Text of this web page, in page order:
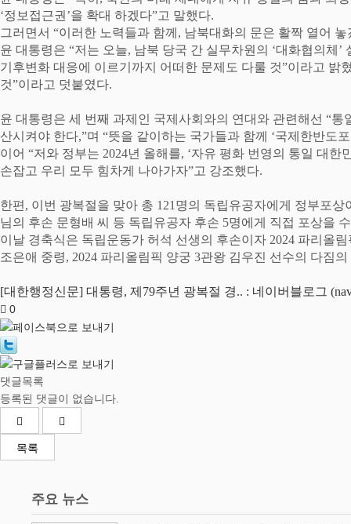
‘정보접근권 ’을 확대 하겠다”고 말했다.
그러면서 “이러한 노력들과 함께 , 남북대화의 문은 활짝 열어 놓
윤 대통령은 “저는 오늘, 남북 당국 간 실무차원의 ‘대화협의체 ’
기후변화 대응에 이르기까지 어떠한 문제도 다룰 것”이라고 밝
것”이라고 덧붙였다.
윤 대통령은 세 번째 과제인 국제사회와의 연대와 관련해선 “통
산시켜야 한다,”며 “뜻을 같이하는 국가들과 함께 ‘국제한반도
이어 “저와 정부는 2024년 올해를, ‘자유 평화 번영의 통일 대한
손잡고 우리 모두 힘차게 나아가자”고 강조했다.
한편 , 이번 광복절을 맞아 총 121 명의 독립유공자에게 정부포상
님의 후손 문형배 씨 등 독립유공자 후손 5명에게 직접 포상을
이날 경축식은 독립운동가 허석 선생의 후손이자 2024 파리올
조은애 중령, 2024 파리올림픽 양궁 3관왕 김우진 선수의 다짐
[대한행정신문] 대통령, 제79주년 광복절 경.. : 네이버블로그
0
댓글목록
등록된 댓글이 없습니다.
목록
주요 뉴스